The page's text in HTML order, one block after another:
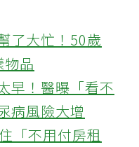
了大忙！50歲
品
早！醫曝「看不
病風險大增
「不用付房租